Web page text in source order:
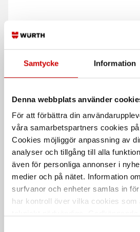
Samtycke Information
Denna webbplats använder
För att förbättra din
våra samarbetspartners cookies
Cookies möjliggör anpassning av
analyser och tillgång till alla
även för personliga annonser i
medier och på nätet. Information
surfvanor och enheter samlas in
har kontroll över vilka cookies som
Borrset 5 st
Borrset för stenskottsreparation